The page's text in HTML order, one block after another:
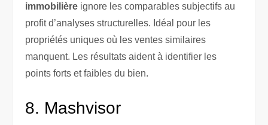
immobilière ignore les comparables subjectifs au
profit d’analyses structurelles. Idéal pour les
propriétés uniques où les ventes similaires
manquent. Les résultats aident à identifier les
points forts et faibles du bien.
8. Mashvisor